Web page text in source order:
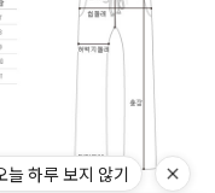
늘 하루 보지 않기